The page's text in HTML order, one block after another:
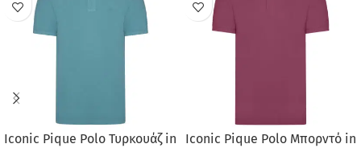
Iconic Pique Polo Τυρκουάζ in
Iconic Pique Polo Μπορντό in